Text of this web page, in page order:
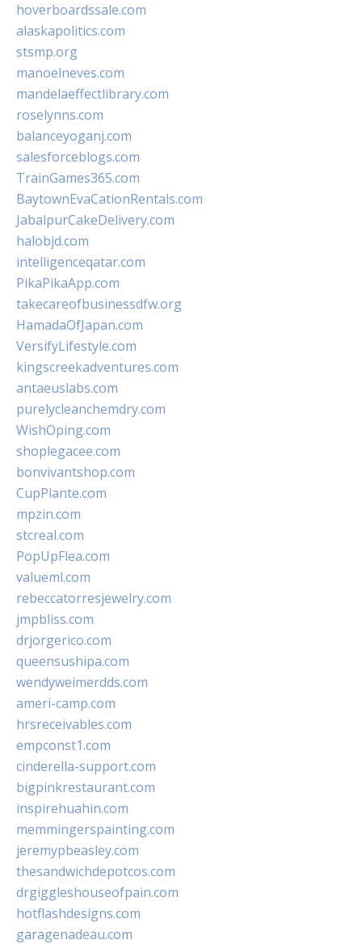
hoverboardssale.com
alaskapolitics.com
stsmp.org
manoelneves.com
mandelaeffectlibrary.com
roselynns.com
balanceyoganj.com
salesforceblogs.com
TrainGames365.com
BaytownEvaCationRentals.com
JabalpurCakeDelivery.com
halobjd.com
intelligenceqatar.com
PikaPikaApp.com
takecareofbusinessdfw.org
HamadaOfJapan.com
VersifyLifestyle.com
kingscreekadventures.com
antaeuslabs.com
purelycleanchemdry.com
WishOping.com
shoplegacee.com
bonvivantshop.com
CupPlante.com
mpzin.com
stcreal.com
PopUpFlea.com
valueml.com
rebeccatorresjewelry.com
jmpbliss.com
drjorgerico.com
queensushipa.com
wendyweimerdds.com
ameri-camp.com
hrsreceivables.com
empconst1.com
cinderella-support.com
bigpinkrestaurant.com
inspirehuahin.com
memmingerspainting.com
jeremypbeasley.com
thesandwichdepotcos.com
drgiggleshouseofpain.com
hotflashdesigns.com
garagenadeau.com